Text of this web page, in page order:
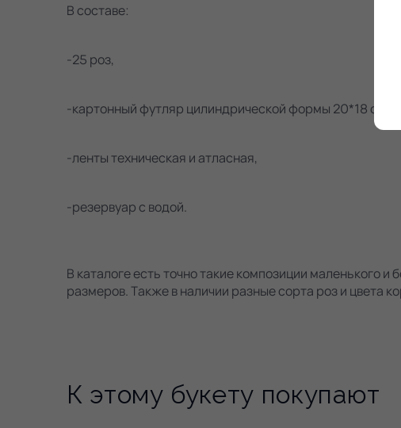
В составе:
-25 роз,
-картонный футляр цилиндрической формы 20*18 см,
-ленты техническая и атласная,
-резервуар с водой.
В каталоге есть точно такие композиции маленького и
размеров. Также в наличии разные сорта роз и цвета
К этому букету покупают